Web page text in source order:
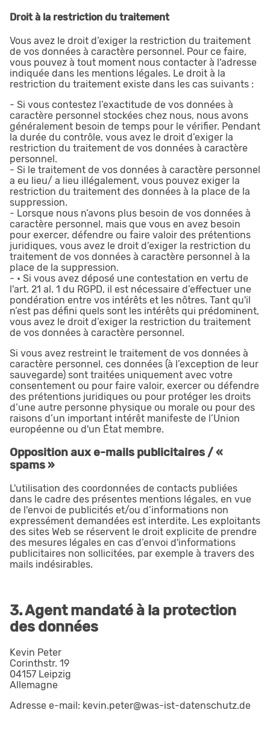
Droit à la restriction du traitement
Vous avez le droit d’exiger la restriction du traitement
de vos données à caractère personnel. Pour ce faire,
vous pouvez à tout moment nous contacter à l'adresse
indiquée dans les mentions légales. Le droit à la
restriction du traitement existe dans les cas suivants :
- Si vous contestez l’exactitude de vos données à
caractère personnel stockées chez nous, nous avons
généralement besoin de temps pour le vérifier. Pendant
la durée du contrôle, vous avez le droit d’exiger la
restriction du traitement de vos données à caractère
personnel.
- Si le traitement de vos données à caractère personnel
a eu lieu/ a lieu illégalement, vous pouvez exiger la
restriction du traitement des données à la place de la
suppression.
- Lorsque nous n’avons plus besoin de vos données à
caractère personnel, mais que vous en avez besoin
pour exercer, défendre ou faire valoir des prétentions
juridiques, vous avez le droit d’exiger la restriction du
traitement de vos données à caractère personnel à la
place de la suppression.
- • Si vous avez déposé une contestation en vertu de
l'art. 21 al. 1 du RGPD, il est nécessaire d’effectuer une
pondération entre vos intérêts et les nôtres. Tant qu'il
n’est pas défini quels sont les intérêts qui prédominent,
vous avez le droit d’exiger la restriction du traitement
de vos données à caractère personnel.
Si vous avez restreint le traitement de vos données à
caractère personnel, ces données (à l’exception de leur
sauvegarde) sont traitées uniquement avec votre
consentement ou pour faire valoir, exercer ou défendre
des prétentions juridiques ou pour protéger les droits
d’une autre personne physique ou morale ou pour des
raisons d’un important intérêt manifeste de l’Union
européenne ou d'un État membre.
Opposition aux e-mails publicitaires / «
spams »
L'utilisation des coordonnées de contacts publiées
dans le cadre des présentes mentions légales, en vue
de l'envoi de publicités et/ou d’informations non
expressément demandées est interdite. Les exploitants
des sites Web se réservent le droit explicite de prendre
des mesures légales en cas d’envoi d'informations
publicitaires non sollicitées, par exemple à travers des
mails indésirables.
3. Agent mandaté à la protection
des données
Kevin Peter
Corinthstr. 19
04157 Leipzig
Allemagne
Adresse e-mail: kevin.peter@was-ist-datenschutz.de